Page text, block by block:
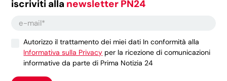
iscriviti alla newsletter PN24
Autorizzo il trattamento dei miei dati In conformità alla
Informativa sulla Privacy per la ricezione di comunicazioni
informative da parte di Prima Notizia 24